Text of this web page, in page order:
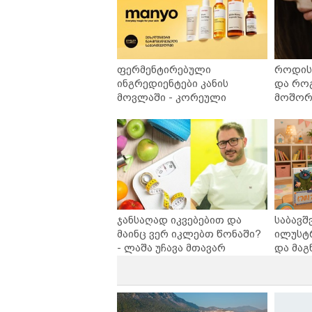
ფერმენტირებული
ინგრედიენტები კანის
მოვლაში - კორეული
საქართველოშია
როდის
და
ჯანსაღად იკვებებით და
მაინც ვერ იკლებთ წონაში?
- ლაშა უჩავა მთავარ
და
სერია